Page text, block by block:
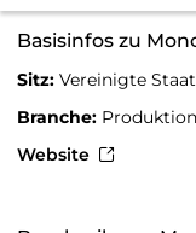
Basisinfos zu
Sitz: Vereinigte
Branche: Produktion
Website